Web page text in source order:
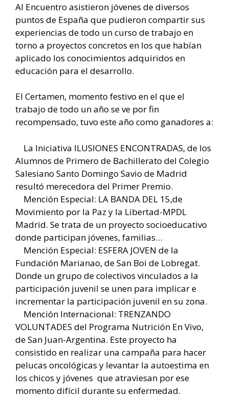
Al Encuentro asistieron jóvenes de diversos
puntos de España que pudieron compartir sus
experiencias de todo un curso de trabajo en
torno a proyectos concretos en los que habían
aplicado los conocimientos adquiridos en
educación para el desarrollo.
El Certamen, momento festivo en el que el
trabajo de todo un año se ve por fin
recompensado, tuvo este año como ganadores a:
La Iniciativa ILUSIONES ENCONTRADAS, de los
Alumnos de Primero de Bachillerato del Colegio
Salesiano Santo Domingo Savio de Madrid
resultó merecedora del Primer Premio.
Mención Especial: LA BANDA DEL 15,de
Movimiento por la Paz y la Libertad-MPDL
Madrid. Se trata de un proyecto socioeducativo
donde participan jóvenes, familias…
Mención Especial: ESFERA JOVEN de la
Fundación Marianao, de San Boi de Lobregat.
Donde un grupo de colectivos vinculados a la
participación juvenil se unen para implicar e
incrementar la participación juvenil en su zona.
Mención Internacional: TRENZANDO
VOLUNTADES del Programa Nutrición En Vivo,
de San Juan-Argentina. Este proyecto ha
consistido en realizar una campaña para hacer
pelucas oncológicas y levantar la autoestima en
los chicos y jóvenes que atraviesan por ese
momento difícil durante su enfermedad.